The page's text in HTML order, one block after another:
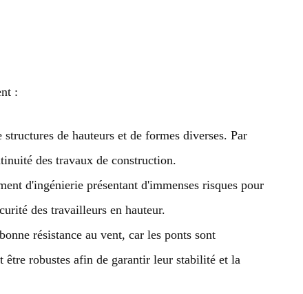
:
de hauteurs et de formes diverses. Par
des travaux de construction.
d'ingénierie présentant d'immenses risques pour
des travailleurs en hauteur.
résistance au vent, car les ponts sont
être robustes afin de garantir leur stabilité et la